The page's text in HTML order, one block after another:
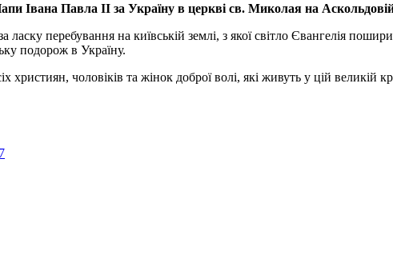
Івана Павла ІІ за Україну в церкві св. Миколая на
перебування на київській землі, з якої світло Євангелія
подорож в Україну.
чоловіків та жінок доброї волі, які живуть у цій великій